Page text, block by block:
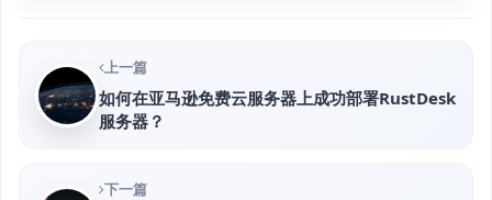
上一篇
如何在亚马逊免费云服务器上成功部署RustDesk
服务器？
下一篇